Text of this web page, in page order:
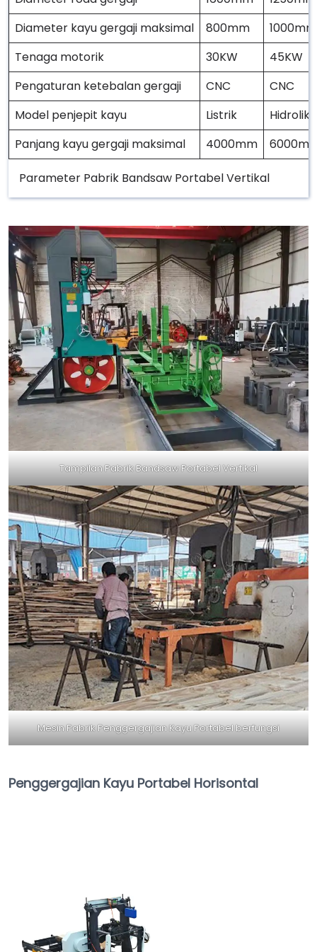
Diameter kayu gergaji maksimal
800mm
1000mm
Tenaga motorik
30KW
45KW
Pengaturan ketebalan gergaji
CNC
CNC
Model penjepit kayu
Listrik
Hidrolik
Panjang kayu gergaji maksimal
4000mm
Parameter Pabrik Bandsaw Portabel Vertikal
Tampilan Pabrik Bandsaw Portabel Vertikal
Mesin Pabrik Penggergajian Kayu Portabel berfungsi
Penggergajian Kayu Portabel Horisontal